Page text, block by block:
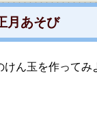
月あそび
ん玉を作ってみ